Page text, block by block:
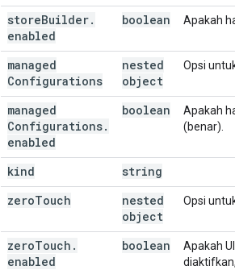
storeBuilder.
enabled
boolean Apakah
managed
Configurations
nested
object
Opsi
managed
Configurations.
enabled
boolean
Apakah
(benar).
kind
string
zeroTouch
nested
object
Opsi
zeroTouch .
enabled
boolean
Apakah